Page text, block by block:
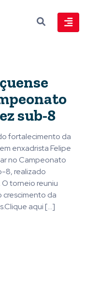
sub-8
fortalecimento da
enxadrista Felipe
no Campeonato
8, realizado
torneio reuniu
crescimento da
aqui […]